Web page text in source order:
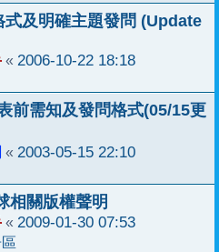
式及明確主題發問 (Update
« 2006-10-22 18:18
前需知及發問格式(05/15更
« 2003-05-15 22:10
相關版權聲明
« 2009-01-30 07:53